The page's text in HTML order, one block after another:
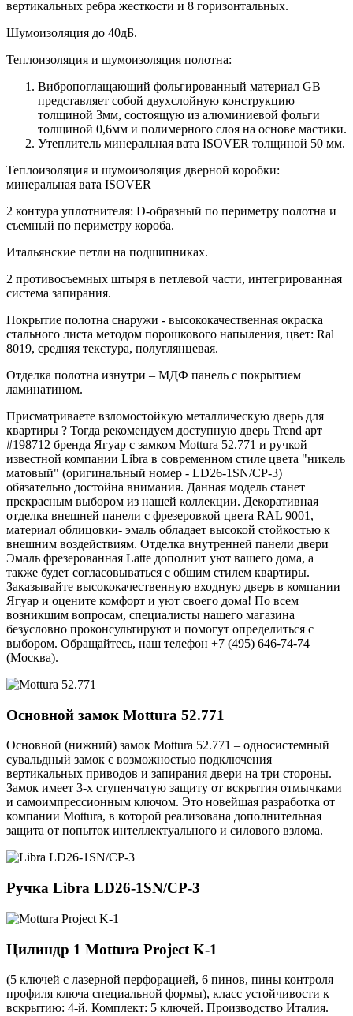
вертикальных ребра жесткости и 8 горизонтальных.
Шумоизоляция до 40дБ.
Теплоизоляция и шумоизоляция полотна:
Вибропоглащающий фольгированный материал GB
представляет собой двухслойную конструкцию
толщиной 3мм, состоящую из алюминиевой фольги
толщиной 0,6мм и полимерного слоя на основе мастики.
Утеплитель минеральная вата ISOVER толщиной 50 мм.
Теплоизоляция и шумоизоляция дверной коробки:
минеральная вата ISOVER
2 контура уплотнителя: D-образный по периметру полотна и
съемный по периметру короба.
Итальянские петли на подшипниках.
2 противосъемных штыря в петлевой части, интегрированная
система запирания.
Покрытие полотна снаружи - высококачественная окраска
стального листа методом порошкового напыления, цвет: Ral
8019, средняя текстура, полуглянцевая.
Отделка полотна изнутри – МДФ панель с покрытием
ламинатином.
Присматриваете взломостойкую металлическую дверь для
квартиры ? Тогда рекомендуем доступную дверь Trend арт
#198712 бренда Ягуар с замком Mottura 52.771 и ручкой
известной компании Libra в современном стиле цвета "никель
матовый" (оригинальный номер - LD26-1SN/CP-3)
обязательно достойна внимания. Данная модель станет
прекрасным выбором из нашей коллекции. Декоративная
отделка внешней панели с фрезеровкой цвета RAL 9001,
материал облицовки- эмаль обладает высокой стойкостью к
внешним воздействиям. Отделка внутренней панели двери
Эмаль фрезерованная Latte дополнит уют вашего дома, а
также будет согласовываться с общим стилем квартиры.
Заказывайте высококачественную входную дверь в компании
Ягуар и оцените комфорт и уют своего дома! По всем
возникшим вопросам, специалисты нашего магазина
безусловно проконсультируют и помогут определиться с
выбором. Обращайтесь, наш телефон +7 (495) 646-74-74
(Москва).
Основной замок Mottura 52.771
Основной (нижний) замок Mottura 52.771 – односистемный
сувальдный замок с возможностью подключения
вертикальных приводов и запирания двери на три стороны.
Замок имеет 3-х ступенчатую защиту от вскрытия отмычками
и самоимпрессионным ключом. Это новейшая разработка от
компании Mottura, в которой реализована дополнительная
защита от попыток интеллектуального и силового взлома.
Ручка Libra LD26-1SN/CP-3
Цилиндр 1 Mottura Project K-1
(5 ключей с лазерной перфорацией, 6 пинов, пины контроля
профиля ключа специальной формы), класс устойчивости к
вскрытию: 4-й. Комплект: 5 ключей. Производство Италия.